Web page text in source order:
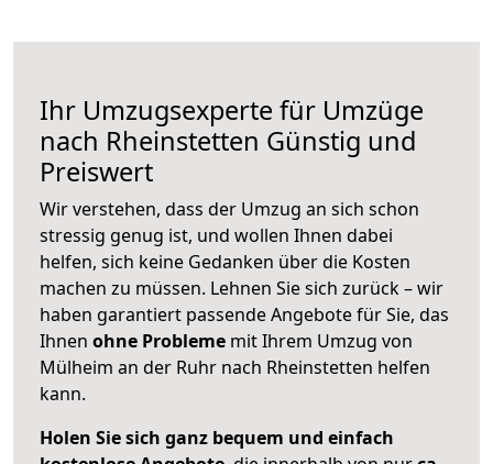
Ihr Umzugsexperte für Umzüge
nach Rheinstetten Günstig und
Preiswert
Wir verstehen, dass der Umzug an sich schon
stressig genug ist, und wollen Ihnen dabei
helfen, sich keine Gedanken über die Kosten
machen zu müssen. Lehnen Sie sich zurück – wir
haben garantiert passende Angebote für Sie, das
Ihnen ohne Probleme mit Ihrem Umzug von
Mülheim an der Ruhr nach Rheinstetten helfen
kann.
Holen Sie sich ganz bequem und einfach